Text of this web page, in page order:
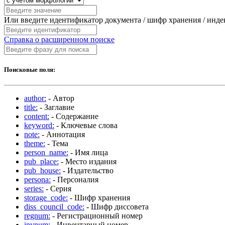
Или введите идентификатор документа / шифр хранения /
Справка о расширенном поиске
Поисковые поля:
author: - Автор
title: - Заглавие
content: - Содержание
keyword: - Ключевые слова
note: - Аннотация
theme: - Тема
person_name: - Имя лица
pub_place: - Место издания
pub_house: - Издательство
persona: - Персоналия
series: - Серия
storage_code: - Шифр хранения
diss_council_code: - Шифр диссовета
regnum: - Регистрационный номер